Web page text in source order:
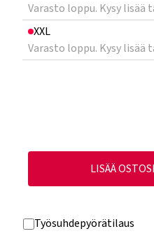
Varasto loppu. Kysy
XXL
Varasto loppu. Kysy
LISÄÄ
Työsuhdepyörätilaus